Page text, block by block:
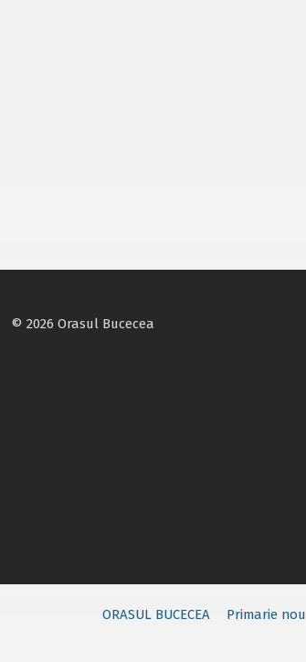
© 2026 Orasul Bucecea
ORASUL BUCECEA Primarie nou